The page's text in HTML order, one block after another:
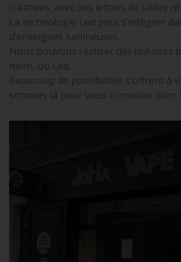
créatives, avec des lettres de tailles
La technologie Led peut s’intégrer
d’enseignes lumineuses.
Nous pouvons réaliser des linéaires
néon, ou Led.
Beaucoup de possibilités s’offrent à
sommes là pour vous conseiller dans